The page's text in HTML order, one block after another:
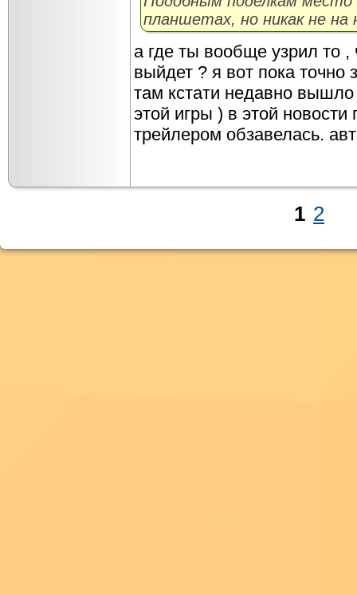
планшетах, но никак не на
а где ты вообще узрил то ,
выйдет ? я вот пока точно
там кстати недавно
этой игры ) в этой
трейлером обзавелась.
1 2